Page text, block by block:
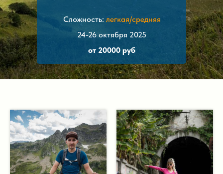
24-26 октября 2025
Сложность: легкая/средняя
от 20000 руб